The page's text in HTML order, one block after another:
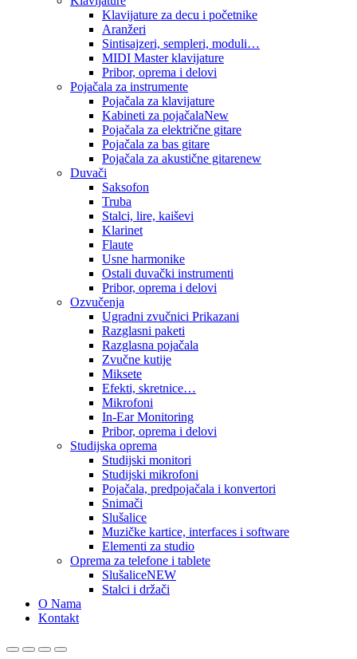
Klavijature za decu i početnike
Aranžeri
Sintisajzeri, sempleri, moduli…
MIDI Master klavijature
Pribor, oprema i delovi
Pojačala za instrumente
Pojačala za klavijature
Kabineti za pojačalaNew
Pojačala za električne gitare
Pojačala za bas gitare
Pojačala za akustične gitarenew
Duvači
Saksofon
Truba
Stalci, lire, kaiševi
Klarinet
Flaute
Usne harmonike
Ostali duvački instrumenti
Pribor, oprema i delovi
Ozvučenja
Ugradni zvučnici Prikazani
Razglasni paketi
Razglasna pojačala
Zvučne kutije
Miksete
Efekti, skretnice…
Mikrofoni
In-Ear Monitoring
Pribor, oprema i delovi
Studijska oprema
Studijski monitori
Studijski mikrofoni
Pojačala, predpojačala i konvertori
Snimači
Slušalice
Muzičke kartice, interfaces i software
Elementi za studio
Oprema za telefone i tablete
SlušaliceNEW
Stalci i držači
O Nama
Kontakt